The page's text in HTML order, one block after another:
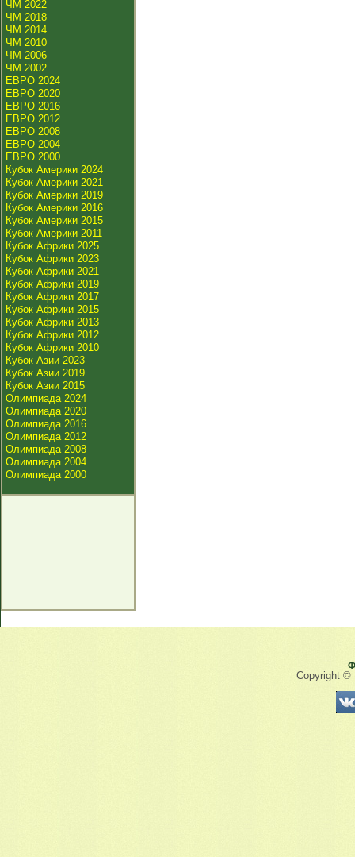
ЧМ 2022
ЧМ 2018
ЧМ 2014
ЧМ 2010
ЧМ 2006
ЧМ 2002
ЕВРО 2024
ЕВРО 2020
ЕВРО 2016
ЕВРО 2012
ЕВРО 2008
ЕВРО 2004
ЕВРО 2000
Кубок Америки 2024
Кубок Америки 2021
Кубок Америки 2019
Кубок Америки 2016
Кубок Америки 2015
Кубок Америки 2011
Кубок Африки 2025
Кубок Африки 2023
Кубок Африки 2021
Кубок Африки 2019
Кубок Африки 2017
Кубок Африки 2015
Кубок Африки 2013
Кубок Африки 2012
Кубок Африки 2010
Кубок Азии 2023
Кубок Азии 2019
Кубок Азии 2015
Олимпиада 2024
Олимпиада 2020
Олимпиада 2016
Олимпиада 2012
Олимпиада 2008
Олимпиада 2004
Олимпиада 2000
Copyright ©